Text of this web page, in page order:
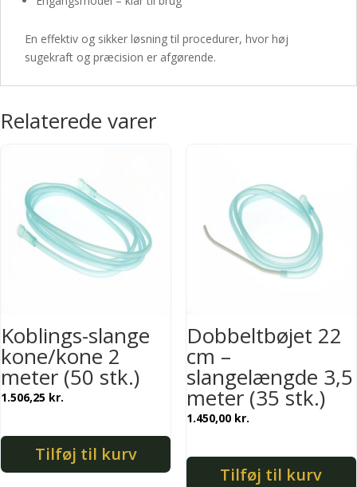
En effektiv og sikker løsning til procedurer, hvor høj
sugekraft og præcision er afgørende.
Relaterede varer
Koblings-slange
kone/kone 2
meter (50 stk.)
1.506,25 kr.
Tilføj til kurv
Dobbeltbøjet 22
cm –
slangelængde 3,5
meter (35 stk.)
1.450,00 kr.
Tilføj til kurv